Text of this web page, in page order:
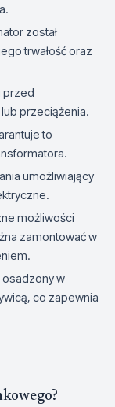
został
trwałość oraz
przed
przeciążenia.
to
umożliwiający
możliwości
zamontować w
w
co zapewnia